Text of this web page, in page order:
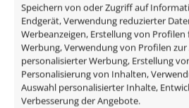
Speichern von oder Zugriff auf
Endgerät, Verwendung reduzierter
Werbeanzeigen, Erstellung von
Werbung, Verwendung von Profilen zur
personalisierter Werbung, Erstellung
Personalisierung von Inhalten,
Auswahl personalisierter Inhalte,
Verbesserung der Angebote.